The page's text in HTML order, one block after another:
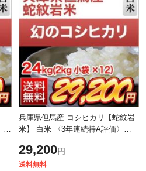
兵庫県但馬産 コシヒカリ【蛇紋岩
米】 白米 〈3年連続特A評価〉
【米袋は窒素充填包装】【即日出
荷】お米
29,200円
送料無料